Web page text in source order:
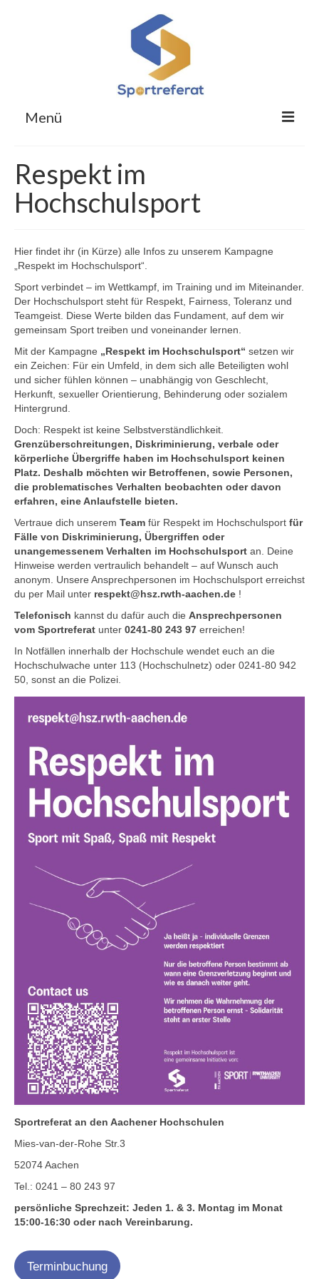
Menü
Für Übungsleitende
Für Obleute
Sportreferat
Kontakt
Respekt im
Hochschulsport
Hier findet ihr (in Kürze) alle Infos zu unserem Kampagne
„Respekt im Hochschulsport“.
Sport verbindet – im Wettkampf, im Training und im Miteinander.
Der Hochschulsport steht für Respekt, Fairness, Toleranz und
Teamgeist. Diese Werte bilden das Fundament, auf dem wir
gemeinsam Sport treiben und voneinander lernen.
Mit der Kampagne „Respekt im Hochschulsport“ setzen wir
ein Zeichen: Für ein Umfeld, in dem sich alle Beteiligten wohl
und sicher fühlen können – unabhängig von Geschlecht,
Herkunft, sexueller Orientierung, Behinderung oder sozialem
Hintergrund.
Doch: Respekt ist keine Selbstverständlichkeit.
Grenzüberschreitungen, Diskriminierung, verbale oder
körperliche Übergriffe haben im Hochschulsport keinen
Platz. Deshalb möchten wir Betroffenen, sowie Personen,
die problematisches Verhalten beobachten oder davon
erfahren, eine Anlaufstelle bieten.
Vertraue dich unserem Team für Respekt im Hochschulsport für
Fälle von Diskriminierung, Übergriffen oder
unangemessenem Verhalten im Hochschulsport an. Deine
Hinweise werden vertraulich behandelt – auf Wunsch auch
anonym. Unsere Ansprechpersonen im Hochschulsport erreichst
du per Mail unter respekt@hsz.rwth-aachen.de !
Telefonisch kannst du dafür auch die Ansprechpersonen
vom Sportreferat unter 0241-80 243 97 erreichen!
In Notfällen innerhalb der Hochschule wendet euch an die
Hochschulwache unter 113 (Hochschulnetz) oder 0241-80 942
50, sonst an die Polizei.
Sportreferat an den Aachener Hochschulen
Mies-van-der-Rohe Str.3
52074 Aachen
Tel.: 0241 – 80 243 97
persönliche Sprechzeit: Jeden 1. & 3. Montag im Monat
15:00-16:30 oder nach Vereinbarung.
Terminbuchung